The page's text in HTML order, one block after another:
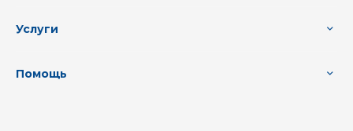
Услуги
Помощь